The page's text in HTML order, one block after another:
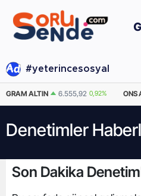
#yeterincesosyal
GRAM ALTIN 6.555,92 0,92% ONS
Denetimler
Son Dakika